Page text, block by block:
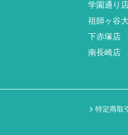
学園通り
祖師ヶ谷
下赤塚店
南長崎店
特定商取